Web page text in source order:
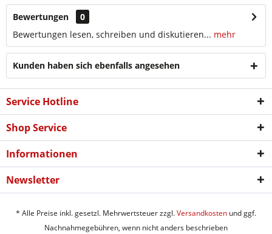
Bewertungen
0
Bewertungen lesen, schreiben und diskutieren... mehr
Kunden haben sich ebenfalls angesehen
Service Hotline
Shop Service
Informationen
Newsletter
* Alle Preise inkl. gesetzl. Mehrwertsteuer zzgl.Versandkosten und ggf.
Nachnahmegebühren, wenn nicht anders beschrieben